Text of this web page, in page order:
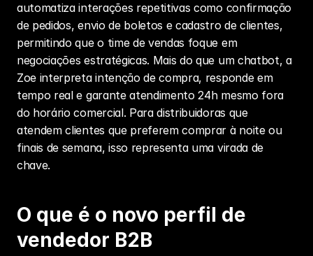
automatiza interações repetitivas como confirmação
de pedidos, envio de boletos e cadastro de clientes,
permitindo que o time de vendas foque em
negociações estratégicas. Mais do que um chatbot, a
Zoe interpreta intenção de compra, responde em
tempo real e garante atendimento 24h mesmo fora
do horário comercial. Para distribuidoras que
atendem clientes que preferem comprar à noite ou
finais de semana, isso representa uma virada de
chave.
O que é o novo perfil de
vendedor B2B